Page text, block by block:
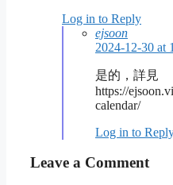
Log in to Reply
ejsoon
2024-12-30 at
是的，詳見
https://
calendar/
Log in to
Leave a Comment